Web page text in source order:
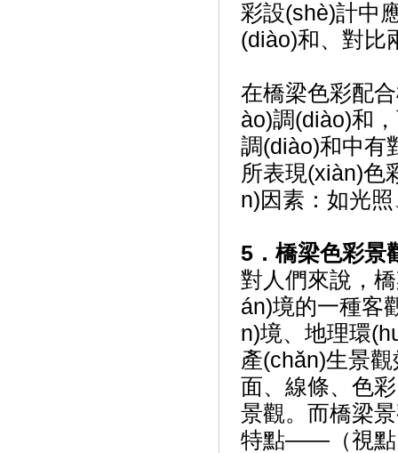
彩設(shè)計中
(diào)和、對比
在橋梁色彩配
ào)調(diào)和
調(diào)和中有
所表現(xiàn)色
n)因素：如光照
5．橋梁色彩景
對人們來說
án)境的一種客
n)境、地理環
產(chǎn)生景觀
面、線條、色
景觀。而橋
特點——（視點